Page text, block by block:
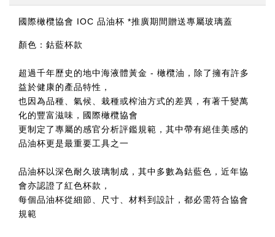
國際橄欖協會 IOC 品油杯 *推廣期間贈送專屬玻璃蓋
顏色：鈷藍杯款
超過千年歷史的地中海液體黃金 - 橄欖油，除了擁有許多
益於健康的產品特性，
也因為品種、氣候、栽種或榨油方式的差異，有著千變萬
化的豐富滋味，國際橄欖協會
更制定了專屬的感官分析評鑑規範，其中帶有絕佳美感的
品油杯更是最重要工具之一
品油杯以深色耐久玻璃制成，其中多數為鈷藍色，近年協
會亦認證了紅色杯款，
每個品油杯從細節、尺寸、材料到設計，都必需符合協會
規範